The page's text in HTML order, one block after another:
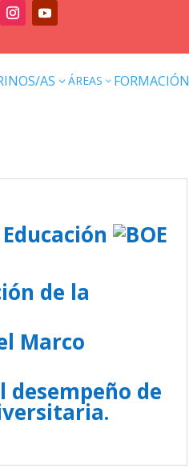
AS 3ÁREAS 3 FORMACIÓN
de la
Marco
desempeño de